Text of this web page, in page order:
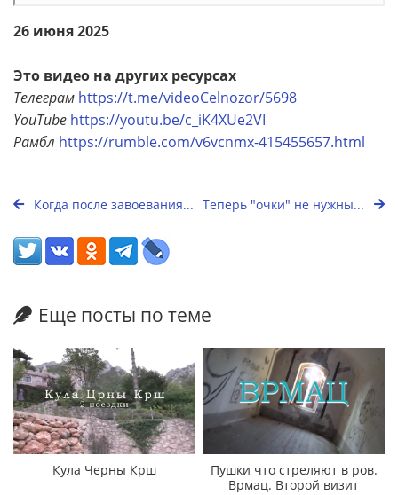
26 июня 2025
Это видео на других ресурсах
Телеграм https://t.me/videoCelnozor/5698
YouTube https://youtu.be/c_iK4XUe2VI
Рамбл https://rumble.com/v6vcnmx-415455657.html
Когда после завоевания... Теперь "очки" не нужны...
Еще посты по теме
Кула Черны Крш
Пушки что стреляют в ров.
Врмац. Второй визит